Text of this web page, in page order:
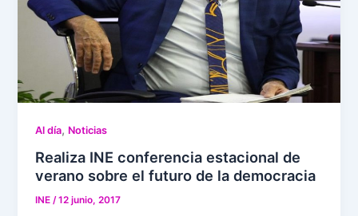
Al día, Noticias
Realiza INE conferencia estacional de
verano sobre el futuro de la democracia
INE/12 junio, 2017